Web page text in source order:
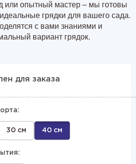
или опытный мастер – мы готовы
грядки для вашего сада.
с вами знаниями и
вариант грядок.
для заказа
30 см 40 см